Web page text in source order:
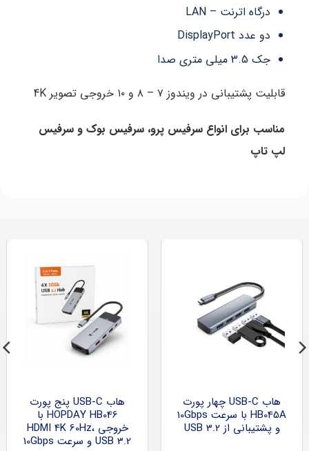
درگاه اترنت – LAN
دو عدد DisplayPort
جک 3.5 میلی متری صدا
قابلیت پشتیبانی در ویندوز ٧ – ٨ و ١٠ خروجی تصویر 4K
مناسب برای انواع سرفیس پرو، سرفیس بوک و سرفیس
لپ تاپ
هاب USB-C چهار پورت
HB045A با سرعت 10Gbps
و پشتیبانی از USB 3.2
هاب USB-C پنج پورت
HOPDAY HB046 با
خروجی HDMI 4K 60Hz،
USB 3.2 و سرعت 10Gbps